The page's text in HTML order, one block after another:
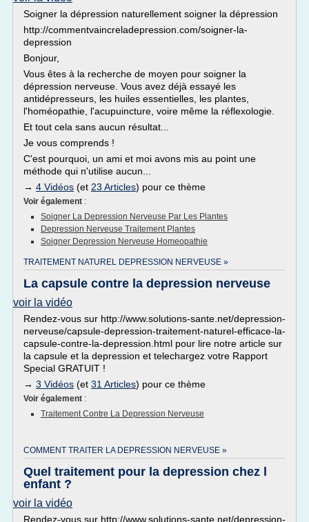
Soigner la dépression naturellement soigner la dépression
http://commentvaincreladepression.com/soigner-la-
depression
Bonjour,
Vous êtes à la recherche de moyen pour soigner la
dépression nerveuse. Vous avez déjà essayé les
antidépresseurs, les huiles essentielles, les plantes,
l'homéopathie, l'acupuincture, voire même la réflexologie.
Et tout cela sans aucun résultat...
Je vous comprends !
C'est pourquoi, un ami et moi avons mis au point une
méthode qui n'utilise aucun...
→ 4 Vidéos (et 23 Articles) pour ce thème
Voir également :
Soigner La Depression Nerveuse Par Les Plantes
Depression Nerveuse Traitement Plantes
Soigner Depression Nerveuse Homeopathie
TRAITEMENT NATUREL DEPRESSION NERVEUSE »
La capsule contre la depression nerveuse
voir la vidéo
Rendez-vous sur http://www.solutions-sante.net/depression-
nerveuse/capsule-depression-traitement-naturel-efficace-la-
capsule-contre-la-depression.html pour lire notre article sur
la capsule et la depression et telechargez votre Rapport
Special GRATUIT !
→ 3 Vidéos (et 31 Articles) pour ce thème
Voir également :
Traitement Contre La Depression Nerveuse
COMMENT TRAITER LA DEPRESSION NERVEUSE »
Quel traitement pour la depression chez l
enfant ?
voir la vidéo
Rendez-vous sur http://www.solutions-sante.net/depression-